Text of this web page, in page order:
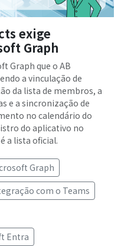
exige
Graph
Graph que o AB
a vinculação de
da lista de membros, a
e a sincronização de
no calendário do
do aplicativo no
a lista oficial.
Graph
com o Teams
Entra